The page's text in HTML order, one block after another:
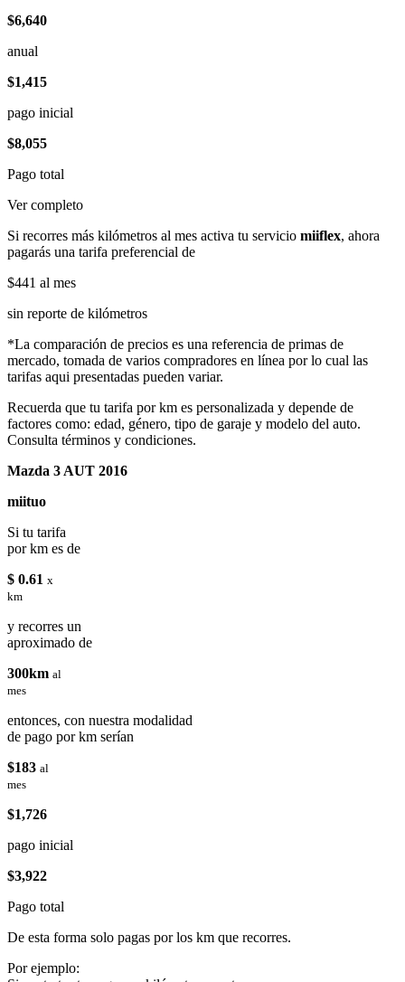
$6,640
anual
$1,415
pago inicial
$8,055
Pago total
Ver completo
Si recorres más kilómetros al mes activa tu servicio miiflex, ahora
pagarás una tarifa preferencial de
$441 al mes
sin reporte de kilómetros
*La comparación de precios es una referencia de primas de
mercado, tomada de varios compradores en línea por lo cual las
tarifas aqui presentadas pueden variar.
Recuerda que tu tarifa por km es personalizada y depende de
factores como: edad, género, tipo de garaje y modelo del auto.
Consulta términos y condiciones.
Mazda 3 AUT 2016
miituo
Si tu tarifa
por km es de
$ 0.61 x
km
y recorres un
aproximado de
300km al
mes
entonces, con nuestra modalidad
de pago por km serían
$183 al
mes
$1,726
pago inicial
$3,922
Pago total
De esta forma solo pagas por los km que recorres.
Por ejemplo: